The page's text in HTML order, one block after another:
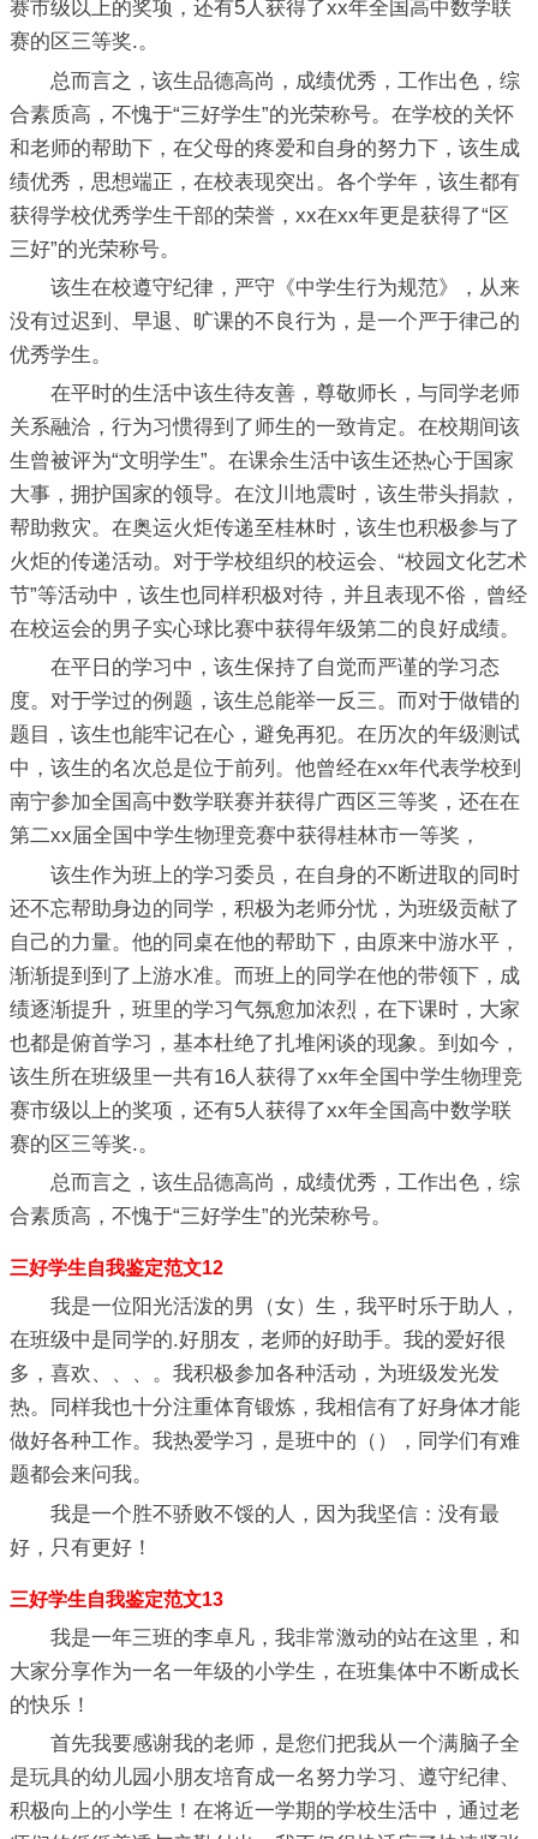
赛市级以上的奖项，还有5人获得了xx年全国高中数学联
赛的区三等奖.。
总而言之，该生品德高尚，成绩优秀，工作出色，综
合素质高，不愧于“三好学生”的光荣称号。在学校的关怀
和老师的帮助下，在父母的疼爱和自身的努力下，该生成
绩优秀，思想端正，在校表现突出。各个学年，该生都有
获得学校优秀学生干部的荣誉，xx在xx年更是获得了“区
三好”的光荣称号。
该生在校遵守纪律，严守《中学生行为规范》，从来
没有过迟到、早退、旷课的不良行为，是一个严于律己的
优秀学生。
在平时的生活中该生待友善，尊敬师长，与同学老师
关系融洽，行为习惯得到了师生的一致肯定。在校期间该
生曾被评为“文明学生”。在课余生活中该生还热心于国家
大事，拥护国家的领导。在汶川地震时，该生带头捐款，
帮助救灾。在奥运火炬传递至桂林时，该生也积极参与了
火炬的传递活动。对于学校组织的校运会、“校园文化艺术
节”等活动中，该生也同样积极对待，并且表现不俗，曾经
在校运会的男子实心球比赛中获得年级第二的良好成绩。
在平日的学习中，该生保持了自觉而严谨的学习态
度。对于学过的例题，该生总能举一反三。而对于做错的
题目，该生也能牢记在心，避免再犯。在历次的年级测试
中，该生的名次总是位于前列。他曾经在xx年代表学校到
南宁参加全国高中数学联赛并获得广西区三等奖，还在在
第二xx届全国中学生物理竞赛中获得桂林市一等奖，
该生作为班上的学习委员，在自身的不断进取的同时
还不忘帮助身边的同学，积极为老师分忧，为班级贡献了
自己的力量。他的同桌在他的帮助下，由原来中游水平，
渐渐提到到了上游水准。而班上的同学在他的带领下，成
绩逐渐提升，班里的学习气氛愈加浓烈，在下课时，大家
也都是俯首学习，基本杜绝了扎堆闲谈的现象。到如今，
该生所在班级里一共有16人获得了xx年全国中学生物理竞
赛市级以上的奖项，还有5人获得了xx年全国高中数学联
赛的区三等奖.。
总而言之，该生品德高尚，成绩优秀，工作出色，综
合素质高，不愧于“三好学生”的光荣称号。
三好学生自我鉴定范文12
我是一位阳光活泼的男（女）生，我平时乐于助人，
在班级中是同学的.好朋友，老师的好助手。我的爱好很
多，喜欢、、、。我积极参加各种活动，为班级发光发
热。同样我也十分注重体育锻炼，我相信有了好身体才能
做好各种工作。我热爱学习，是班中的（），同学们有难
题都会来问我。
我是一个胜不骄败不馁的人，因为我坚信：没有最
好，只有更好！
三好学生自我鉴定范文13
我是一年三班的李卓凡，我非常激动的站在这里，和
大家分享作为一名一年级的小学生，在班集体中不断成长
的快乐！
首先我要感谢我的老师，是您们把我从一个满脑子全
是玩具的幼儿园小朋友培育成一名努力学习、遵守纪律、
积极向上的小学生！在将近一学期的学校生活中，通过老